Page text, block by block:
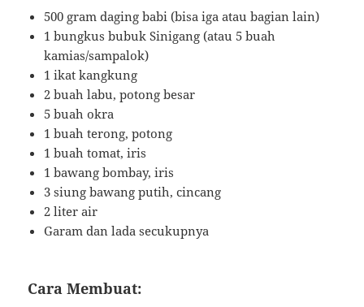
500 gram daging babi (bisa iga atau bagian lain)
1 bungkus bubuk Sinigang (atau 5 buah
kamias/sampalok)
1 ikat kangkung
2 buah labu, potong besar
5 buah okra
1 buah terong, potong
1 buah tomat, iris
1 bawang bombay, iris
3 siung bawang putih, cincang
2 liter air
Garam dan lada secukupnya
Cara Membuat: